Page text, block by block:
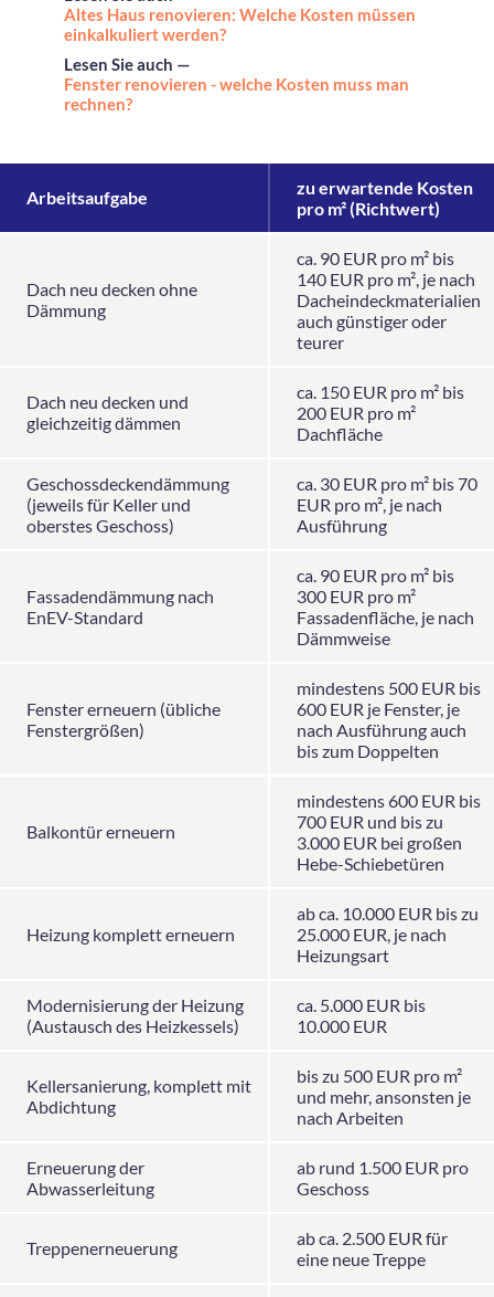
Altes Haus renovieren: Welche Kosten müssen
einkalkuliert werden?
Lesen Sie auch —
Fenster renovieren - welche Kosten muss man
rechnen?
Arbeitsaufgabe
zu erwartende Kosten
pro m² (Richtwert)
Dach neu decken ohne
Dämmung
ca. 90 EUR pro m² bis
140 EUR pro m², je nach
Dacheindeckmaterialien
auch günstiger oder
teurer
Dach neu decken und
gleichzeitig dämmen
ca. 150 EUR pro m² bis
200 EUR pro m²
Dachfläche
Geschossdeckendämmung
(jeweils für Keller und
oberstes Geschoss)
ca. 30 EUR pro m² bis 70
EUR pro m², je nach
Ausführung
Fassadendämmung nach
EnEV-Standard
ca. 90 EUR pro m² bis
300 EUR pro m²
Fassadenfläche, je nach
Dämmweise
Fenster erneuern (übliche
Fenstergrößen)
mindestens 500 EUR bis
600 EUR je Fenster, je
nach Ausführung auch
bis zum Doppelten
Balkontür erneuern
mindestens 600 EUR bis
700 EUR und bis zu
3.000 EUR bei großen
Hebe-Schiebetüren
Heizung komplett erneuern
ab ca. 10.000 EUR bis zu
25.000 EUR, je nach
Heizungsart
Modernisierung der Heizung
(Austausch des Heizkessels)
ca. 5.000 EUR bis
10.000 EUR
Kellersanierung, komplett mit
Abdichtung
bis zu 500 EUR pro m²
und mehr, ansonsten je
nach Arbeiten
Erneuerung der
Abwasserleitung
ab rund 1.500 EUR pro
Geschoss
Treppenerneuerung
ab ca. 2.500 EUR für
eine neue Treppe